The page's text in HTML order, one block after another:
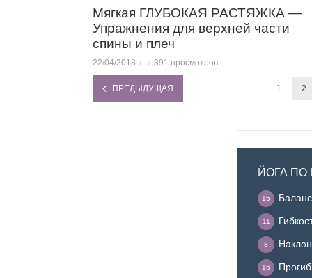
Мягкая ГЛУБОКАЯ РАСТЯЖКА —
Упражнения для верхней части
спины и плеч
22/04/2018 391 просмотров
ПРЕДЫДУЩАЯ 1 2
ЙОГА ПО
15
11
8
16